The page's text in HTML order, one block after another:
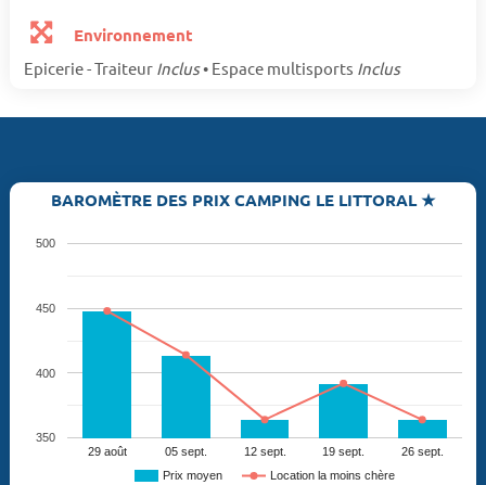
Environnement
Epicerie - Traiteur Inclus• Espace multisports Inclus
BAROMÈTRE DES PRIX CAMPING LE LITTORAL ★
Prix moyen Location la moins chère
29 août 05 sept. 12 sept. 19 sept. 26 sept.
350
400
450
500